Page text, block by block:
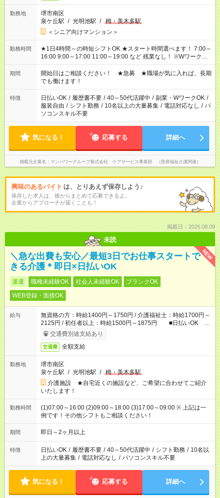
勤務地
堺市南区
泉ケ丘駅 / 光明池駅 / 栂・美木多駅
＜シニア向けマンション＞
勤務時間
★1日4時間～の時短シフトOK ★スタート時間選べます！ 7:00～
16:00 9:00～17:00 11:00～19:00 など 残業なし！ ※Wワークの
場合、他のお仕事と合わせ週40時間超の就業はご案内できませ
ん ※法令に基づき、週20時間以上勤務は社会保険への加入対象
となります ※労働者派遣法（日雇い派遣の原則禁止）により、
短時間・短期間の就業はご案内が難しい場合があります
期間
開始日はご相談ください！ ★急募 ★職場が気に入れば、長期
でも働けます！
特徴 日払いOK / 履歴書不要 / 40～50代活躍中 / 副業・WワークOK /
服装自由 / シフト勤務 / 10名以上の大量募集 / 電話対応なし / パ
ソコンスキル不要
気になる！ 応募する 詳細へ
掲載元企業名 マンパワーグループ株式会社 ケアサービス事業部 （医療福祉介護関連）
興味のあるバイト は、とりあえず保存しよう♪
保存した求人は、後からまとめて応募できるよ。
企業からアプローチが届くことも！
掲載日：2026.08.09
未読
NEW
＼急な出費も安心／最短3日でお仕事スタートで
きる介護＊即日×日払いOK
派遣 職種未経験OK 社会人未経験OK
ブランクOK
WEB登録・面接OK
給与
無資格の方：時給1400円～1750円 / 介護福祉士：時給1700円～
2125円 / 初任者以上：時給1500円～1875円 ■日払いOK ■
日収例：1万1200円（時給1400円×8h）
交通費別途支給あり
交通費 全額支給
勤務地
堺市南区
泉ケ丘駅 / 光明池駅 / 栂・美木多駅
介護施設 ★自宅近くの施設など、ご希望に合わせてご紹介
いたします！
勤務時間
(1)07:00～16:00 (2)09:00～18:00 (3)17:00～09:00 ※ 上記は一
例です！その他シフトもご相談ください！
期間 即日～2ヶ月以上
特徴 日払いOK / 履歴書不要 / 40～50代活躍中 / シフト勤務 / 10名以
上の大量募集 / 電話対応なし / パソコンスキル不要
気になる！ 応募する 詳細へ